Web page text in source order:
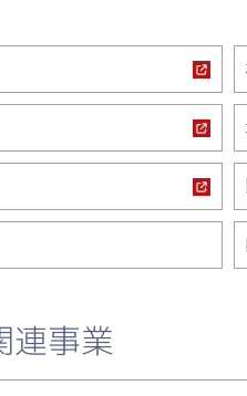
連事業